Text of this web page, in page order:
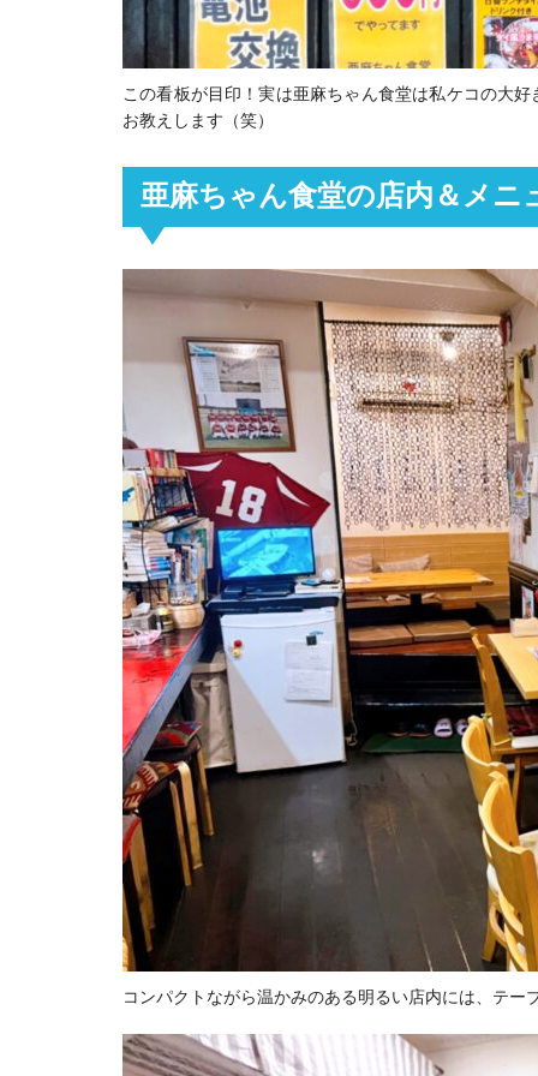
この看板が目印！実は亜麻ちゃん食堂は私ケコの大
お教えします（笑）
亜麻ちゃん食堂の店内＆メニ
コンパクトながら温かみのある明るい店内には、テ